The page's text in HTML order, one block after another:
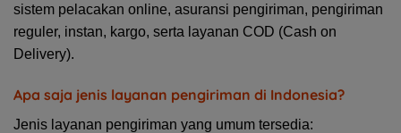
sistem pelacakan online, asuransi pengiriman, pengiriman
reguler, instan, kargo, serta layanan COD (Cash on
Delivery).
Apa saja jenis layanan pengiriman di Indonesia?
Jenis layanan pengiriman yang umum tersedia: